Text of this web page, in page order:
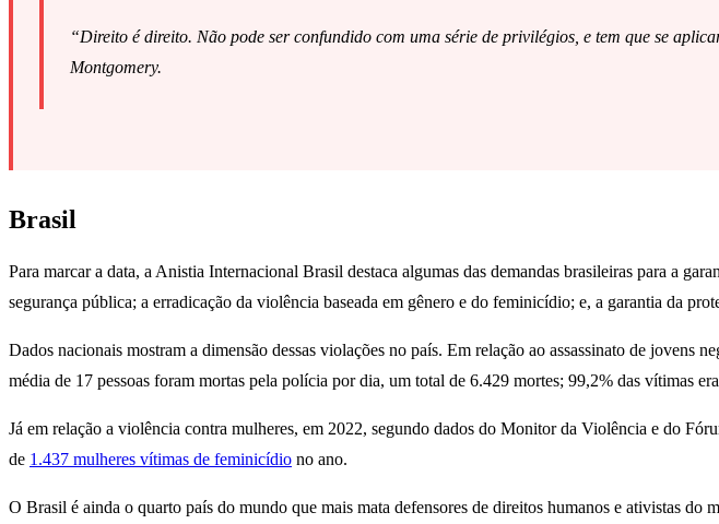
“Direito é direito. Não pode ser confundido com uma série de privilégios, e tem que se
Montgomery.
Brasil
Para marcar a data, a Anistia Internacional Brasil destaca algumas das demandas brasileiras para a
segurança pública; a erradicação da violência baseada em gênero e do feminicídio; e, a garantia da
Dados nacionais mostram a dimensão dessas violações no país. Em relação ao assassinato de
média de 17 pessoas foram mortas pela polícia por dia, um total de 6.429 mortes; 99,2% das vítimas
Já em relação a violência contra mulheres, em 2022, segundo dados do Monitor da Violência e do
de 1.437 mulheres vítimas de feminicídio no ano.
O Brasil é ainda o quarto país do mundo que mais mata defensores de direitos humanos e ativistas do